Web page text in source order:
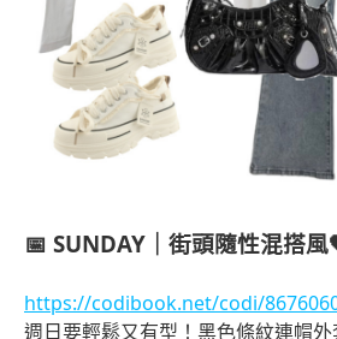
📅 SUNDAY｜街頭隨性混搭風
https://codibook.net/codi/
週日要輕鬆又有型！黑色條紋連帽